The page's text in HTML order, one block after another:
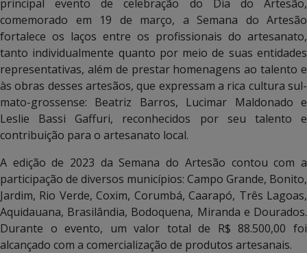
principal evento de celebração do Dia do Artesão,
comemorado em 19 de março, a Semana do Artesão
fortalece os laços entre os profissionais do artesanato,
tanto individualmente quanto por meio de suas entidades
representativas, além de prestar homenagens ao talento e
às obras desses artesãos, que expressam a rica cultura sul-
mato-grossense: Beatriz Barros, Lucimar Maldonado e
Leslie Bassi Gaffuri, reconhecidos por seu talento e
contribuição para o artesanato local.
A edição de 2023 da Semana do Artesão contou com a
participação de diversos municípios: Campo Grande, Bonito,
Jardim, Rio Verde, Coxim, Corumbá, Caarapó, Três Lagoas,
Aquidauana, Brasilândia, Bodoquena, Miranda e Dourados.
Durante o evento, um valor total de R$ 88.500,00 foi
alcançado com a comercialização de produtos artesanais.